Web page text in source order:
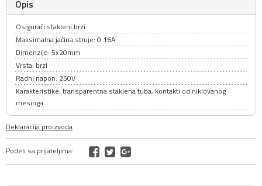
Opis
Osigurači stakleni brzi
Maksimalna jačina struje: 0.16A
Dimenzije: 5x20mm
Vrsta: brzi
Radni napon: 250V
Karakteristike: transparentna staklena tuba, kontakti od niklovanog
mesinga
Deklaracija proizvoda
Podeli sa prijateljima: